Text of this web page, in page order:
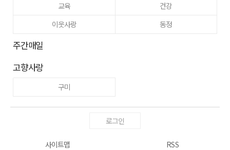
교육
건강
이웃사랑
동정
주간매일
고향사랑
구미
로그인
사이트맵 RSS